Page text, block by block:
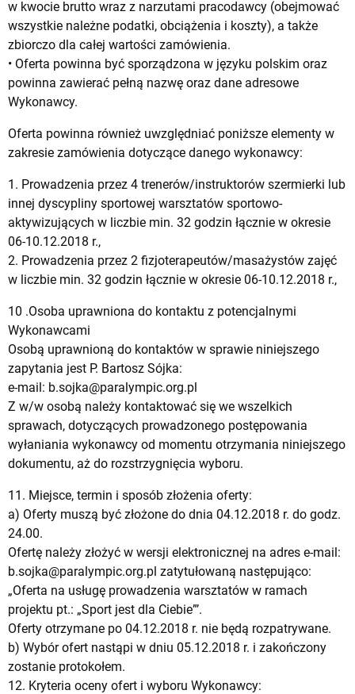
w kwocie brutto wraz z narzutami pracodawcy (obejmować
wszystkie należne podatki, obciążenia i koszty), a także
zbiorczo dla całej wartości zamówienia.
• Oferta powinna być sporządzona w języku polskim oraz
powinna zawierać pełną nazwę oraz dane adresowe
Wykonawcy.
Oferta powinna również uwzględniać poniższe elementy w
zakresie zamówienia dotyczące danego wykonawcy:
1. Prowadzenia przez 4 trenerów/instruktorów szermierki lub
innej dyscypliny sportowej warsztatów sportowo-
aktywizujących w liczbie min. 32 godzin łącznie w okresie
06-10.12.2018 r.,
2. Prowadzenia przez 2 fizjoterapeutów/masażystów zajęć
w liczbie min. 32 godzin łącznie w okresie 06-10.12.2018 r.,
10 .Osoba uprawniona do kontaktu z potencjalnymi
Wykonawcami
Osobą uprawnioną do kontaktów w sprawie niniejszego
zapytania jest P. Bartosz Sójka:
e-mail: b.sojka@paralympic.org.pl
Z w/w osobą należy kontaktować się we wszelkich
sprawach, dotyczących prowadzonego postępowania
wyłaniania wykonawcy od momentu otrzymania niniejszego
dokumentu, aż do rozstrzygnięcia wyboru.
11. Miejsce, termin i sposób złożenia oferty:
a) Oferty muszą być złożone do dnia 04.12.2018 r. do godz.
24.00.
Ofertę należy złożyć w wersji elektronicznej na adres e-mail:
b.sojka@paralympic.org.pl zatytułowaną następująco:
„Oferta na usługę prowadzenia warsztatów w ramach
projektu pt.: „Sport jest dla Ciebie”’.
Oferty otrzymane po 04.12.2018 r. nie będą rozpatrywane.
b) Wybór ofert nastąpi w dniu 05.12.2018 r. i zakończony
zostanie protokołem.
12. Kryteria oceny ofert i wyboru Wykonawcy: